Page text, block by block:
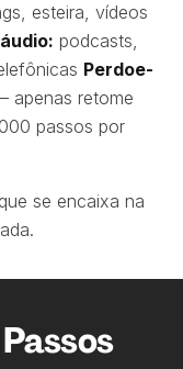
esteira, vídeos
podcasts,
Perdoe-
apenas retome
passos por
se encaixa na